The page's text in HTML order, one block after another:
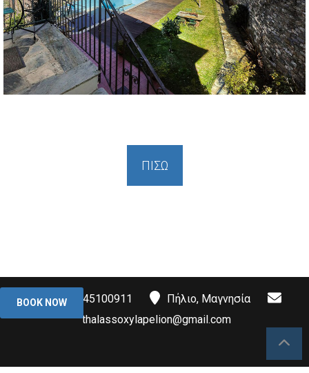
BOOK NOW
ΠΙΣΩ
+30 6945100911
Πήλιο, Μαγνησία
thalassoxylapelion@gmail.com